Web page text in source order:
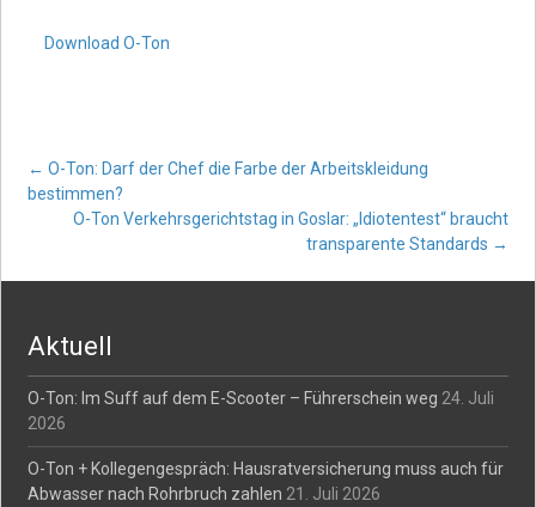
Download O-Ton
Post
navigation
← O-Ton: Darf der Chef die Farbe der Arbeitskleidung
bestimmen?
O-Ton Verkehrsgerichtstag in Goslar: „Idiotentest“ braucht
transparente Standards →
Aktuell
O-Ton: Im Suff auf dem E-Scooter – Führerschein weg 24. Juli
2026
O-Ton + Kollegengespräch: Hausratversicherung muss auch für
Abwasser nach Rohrbruch zahlen 21. Juli 2026